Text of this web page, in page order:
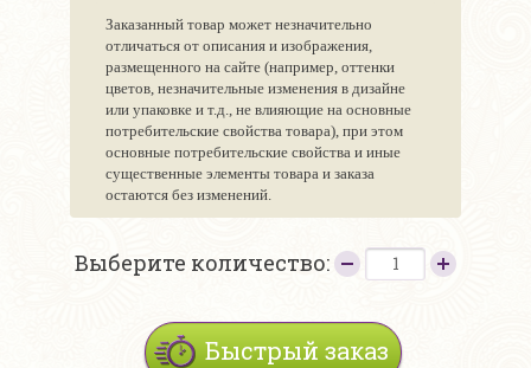
Заказанный товар может незначительно
отличаться от описания и изображения,
размещенного на сайте (например, оттенки
цветов, незначительные изменения в дизайне
или упаковке и т.д., не влияющие на основные
потребительские свойства товара), при этом
основные потребительские свойства и иные
существенные элементы товара и заказа
остаются без изменений.
Выберите количество:
Быстрый заказ